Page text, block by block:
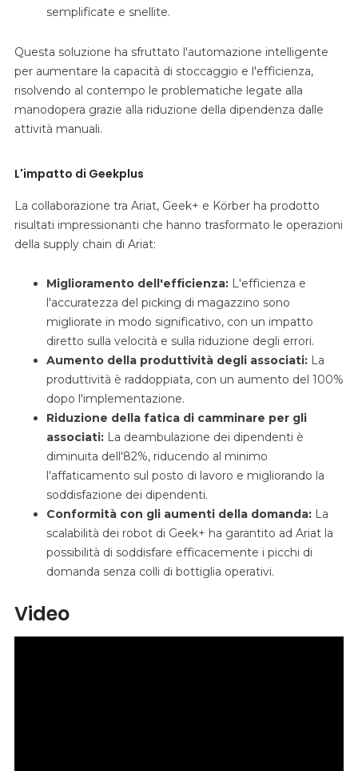
semplificate e snellite.
Questa soluzione ha sfruttato l'automazione intelligente
per aumentare la capacità di stoccaggio e l'efficienza,
risolvendo al contempo le problematiche legate alla
manodopera grazie alla riduzione della dipendenza dalle
attività manuali.
L'impatto di Geekplus
La collaborazione tra Ariat, Geek+ e Körber ha prodotto
risultati impressionanti che hanno trasformato le operazioni
della supply chain di Ariat:
Miglioramento dell'efficienza: L'efficienza e
l'accuratezza del picking di magazzino sono
migliorate in modo significativo, con un impatto
diretto sulla velocità e sulla riduzione degli errori.
Aumento della produttività degli associati: La
produttività è raddoppiata, con un aumento del 100%
dopo l'implementazione.
Riduzione della fatica di camminare per gli
associati: La deambulazione dei dipendenti è
diminuita dell'82%, riducendo al minimo
l'affaticamento sul posto di lavoro e migliorando la
soddisfazione dei dipendenti.
Conformità con gli aumenti della domanda: La
scalabilità dei robot di Geek+ ha garantito ad Ariat la
possibilità di soddisfare efficacemente i picchi di
domanda senza colli di bottiglia operativi.
Video